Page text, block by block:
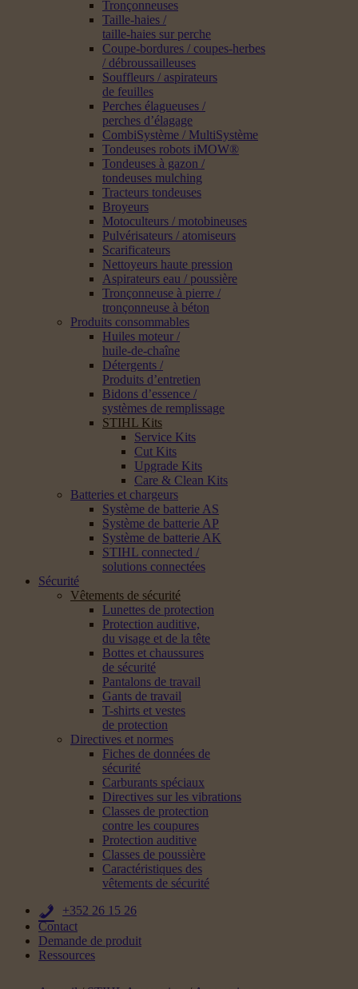
Tronçonneuses
Taille-haies /
taille-haies sur perche
Coupe-bordures / coupes-herbes
/ débroussailleuses
Souffleurs / aspirateurs
de feuilles
Perches élagueuses /
perches d’élagage
CombiSystème / MultiSystème
Tondeuses robots iMOW®
Tondeuses à gazon /
tondeuses mulching
Tracteurs tondeuses
Broyeurs
Motoculteurs / motobineuses
Pulvérisateurs / atomiseurs
Scarificateurs
Nettoyeurs haute pression
Aspirateurs eau / poussière
Tronçonneuse à pierre /
tronçonneuse à béton
Produits consommables
Huiles moteur /
huile-de-chaîne
Détergents /
Produits d’entretien
Bidons d’essence /
systèmes de remplissage
STIHL Kits
Service Kits
Cut Kits
Upgrade Kits
Care & Clean Kits
Batteries et chargeurs
Système de batterie AS
Système de batterie AP
Système de batterie AK
STIHL connected /
solutions connectées
Sécurité
Vêtements de sécurité
Lunettes de protection
Protection auditive,
du visage et de la tête
Bottes et chaussures
de sécurité
Pantalons de travail
Gants de travail
T-shirts et vestes
de protection
Directives et normes
Fiches de données de
sécurité
Carburants spéciaux
Directives sur les vibrations
Classes de protection
contre les coupures
Protection auditive
Classes de poussière
Caractéristiques des
vêtements de sécurité
+352 26 15 26
Contact
Demande de produit
Ressources